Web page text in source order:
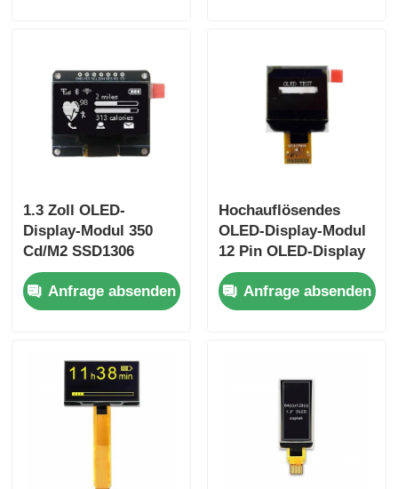
1.3 Zoll OLED-
Display-Modul 350
Cd/M2 SSD1306
OLED-Display mit 7-
Pin-Spi-Schnittstelle
Anfrage absenden
Hochauflösendes
OLED-Display-Modul
12 Pin OLED-Display
0,96 Zoll Treiber IC
SSD1317
Anfrage absenden